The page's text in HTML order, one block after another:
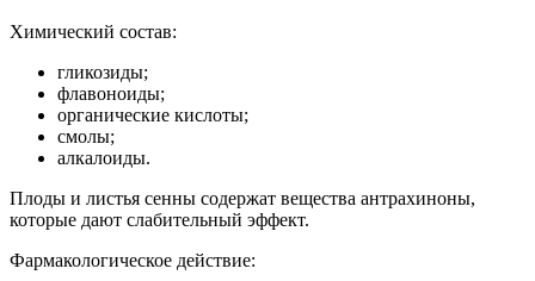
Химический состав:
гликозиды;
флавоноиды;
органические кислоты;
смолы;
алкалоиды.
Плоды и листья сенны содержат вещества антрахиноны,
которые дают слабительный эффект.
Фармакологическое действие: